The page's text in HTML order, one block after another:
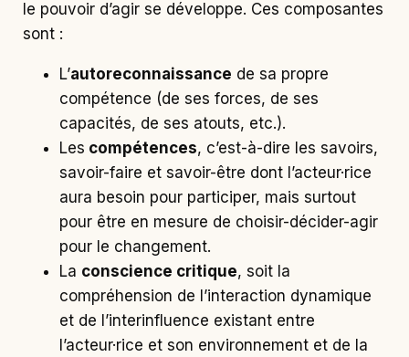
le pouvoir d’agir se développe. Ces composantes
sont :
L’autoreconnaissance de sa propre
compétence (de ses forces, de ses
capacités, de ses atouts, etc.).
Les compétences, c’est-à-dire les savoirs,
savoir-faire et savoir-être dont l’acteur·rice
aura besoin pour participer, mais surtout
pour être en mesure de choisir-décider-agir
pour le changement.
La conscience critique, soit la
compréhension de l’interaction dynamique
et de l’interinfluence existant entre
l’acteur·rice et son environnement et de la